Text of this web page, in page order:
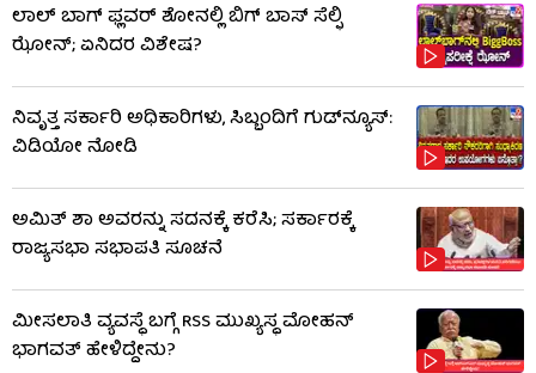
ಲಾಲ್ ಬಾಗ್ ಫ್ಲವರ್ ಶೋನಲ್ಲಿ ಬಿಗ್ ಬಾಸ್ ಸೆಲ್ಫಿ
ಝೋನ್; ಏನಿದರ ವಿಶೇಷ?
ನಿವೃತ್ತ ಸರ್ಕಾರಿ ಅಧಿಕಾರಿಗಳು, ಸಿಬ್ಬಂದಿಗೆ ಗುಡ್​ನ್ಯೂಸ್:
ವಿಡಿಯೋ ನೋಡಿ
ಅಮಿತ್ ಶಾ ಅವರನ್ನು ಸದನಕ್ಕೆ ಕರೆಸಿ; ಸರ್ಕಾರಕ್ಕೆ
ರಾಜ್ಯಸಭಾ ಸಭಾಪತಿ ಸೂಚನೆ
ಮೀಸಲಾತಿ ವ್ಯವಸ್ಥೆ ಬಗ್ಗೆ RSS​ ಮುಖ್ಯಸ್ಥ ಮೋಹನ್
ಭಾಗವತ್ ಹೇಳಿದ್ದೇನು?